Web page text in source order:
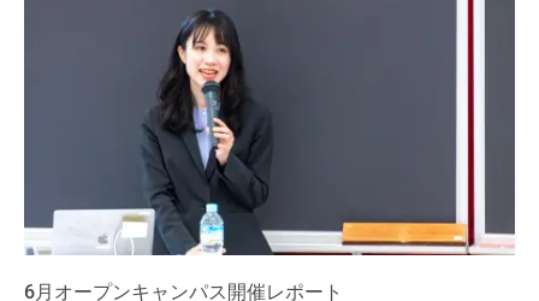
6月オープンキャンパス開催レポート